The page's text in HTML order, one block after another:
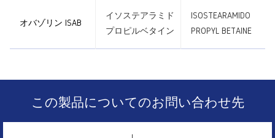
オバゾリン ISAB
イソステアラミド
プロピルベタイン
ISOSTEARAMIDO
PROPYL BETAINE
この製品についてのお問い合わせ先